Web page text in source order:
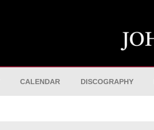
CALENDAR DISCOGRAPHY